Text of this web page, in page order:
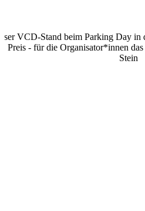
VCD-Stand beim Parking Day in